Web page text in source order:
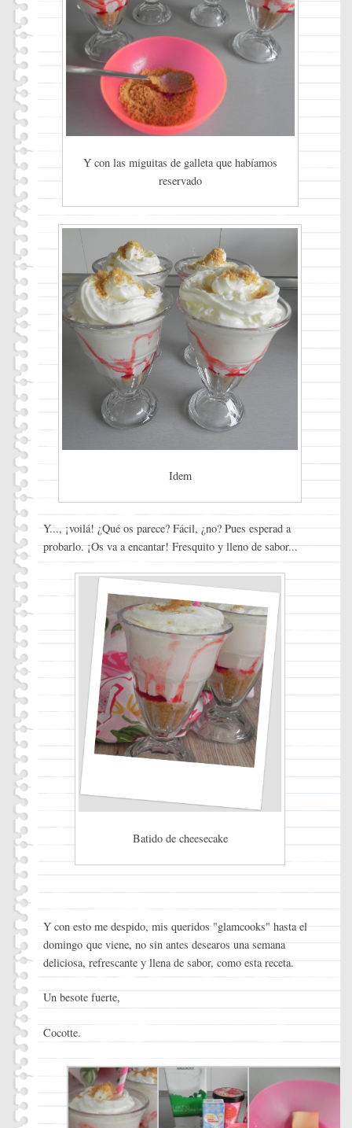
Y con las miguitas de galleta que habíamos
reservado
Idem
Y..., ¡voilá! ¿Qué os parece? Fácil, ¿no? Pues esperad a
probarlo. ¡Os va a encantar! Fresquito y lleno de sabor...
Batido de cheesecake
Y con esto me despido, mis queridos "glamcooks" hasta el
domingo que viene, no sin antes desearos una semana
deliciosa, refrescante y llena de sabor, como esta receta.
Un besote fuerte,
Cocotte.